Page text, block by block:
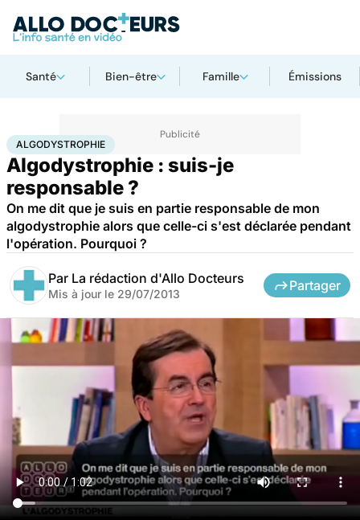
Santé Bien-être Famille Émissions
AccueilSantéAlgodystrophie
ALGODYSTROPHIE
Algodystrophie : suis-je
responsable ?
On me dit que je suis en partie responsable de mon
algodystrophie alors que celle-ci s'est déclarée pendant
l'opération. Pourquoi ?
Par La rédaction d'Allo Docteurs
Mis à jour le 29/07/2013
Partager